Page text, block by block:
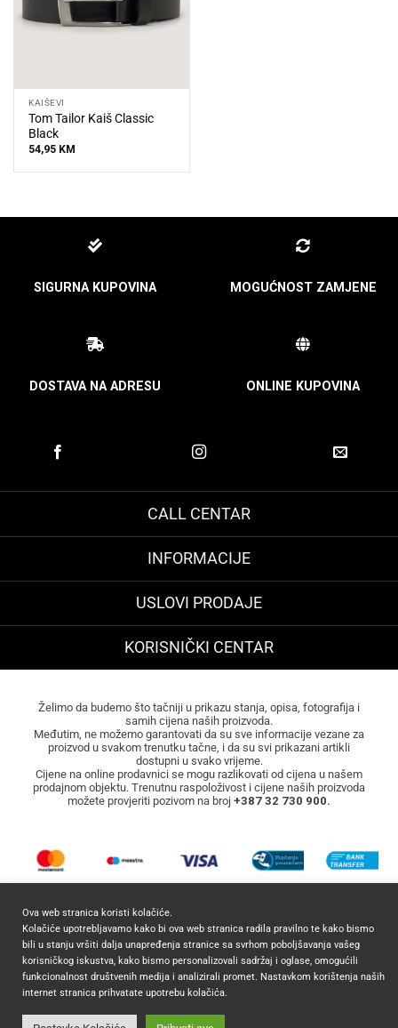
KAIŠEVI
Tom Tailor Kaiš Classic
Black
54,95 KM
SIGURNA KUPOVINA MOGUĆNOST ZAMJENE
DOSTAVA NA ADRESU ONLINE KUPOVINA
CALL CENTAR
INFORMACIJE
USLOVI PRODAJE
KORISNIČKI CENTAR
Želimo da budemo što tačniji u prikazu stanja, opisa, fotografija i
samih cijena naših proizvoda.
Međutim, ne možemo garantovati da su sve informacije vezane za
proizvod u svakom trenutku tačne, i da su svi prikazani artikli
dostupni u svako vrijeme.
Cijene na online prodavnici se mogu razlikovati od cijena u našem
prodajnom objektu. Trenutnu raspoloživost i cijene naših proizvoda
možete provjeriti pozivom na broj +387 32 730 900.
2026 ©Mocca CommerceSva prava zadržana.
Ova web stranica koristi kolačiće.
Kolačiće upotrebljavamo kako bi ova web stranica radila pravilno te kako bismo
bili u stanju vršiti dalja unapređenja stranice sa svrhom poboljšavanja vašeg
korisničkog iskustva, kako bismo personalizovali sadržaj i oglase, omogućili
funkcionalnost društvenih medija i analizirali promet. Nastavkom korištenja naših
internet stranica prihvatate upotrebu kolačića.